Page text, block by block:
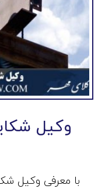
وکیل
با معرفی وکیل